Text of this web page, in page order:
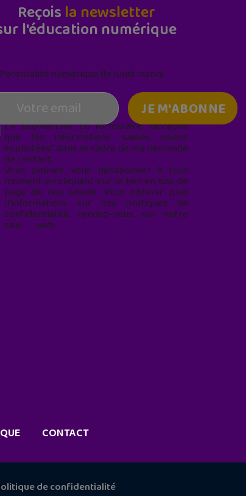
Reçois la newsletter
l'éducation numérique
Parentalité numérique (le lundi matin)
En soumettant ce formulaire, j’accepte
que les informations saisies soient
exploitées* dans le cadre de ma demande
de contact.
Vous pouvez vous désabonner à tout
moment en cliquant sur le lien en bas de
page de nos emails. Pour obtenir plus
d'informations sur nos pratiques de
confidentialité, rendez-vous sur notre
site web
CONTACT
de confidentialité